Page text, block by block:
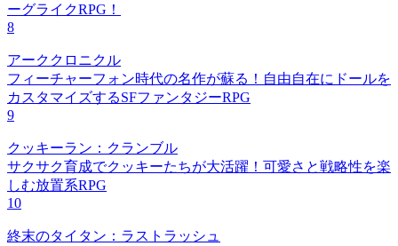
ーグライクRPG！
8
アーククロニクル
フィーチャーフォン時代の名作が蘇る！自由自在にドールを
カスタマイズするSFファンタジーRPG
9
クッキーラン：クランブル
サクサク育成でクッキーたちが大活躍！可愛さと戦略性を楽
しむ放置系RPG
10
終末のタイタン：ラストラッシュ